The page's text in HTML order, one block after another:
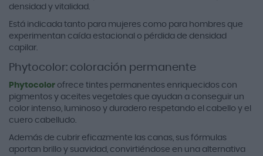
densidad y vitalidad.
Está indicada tanto para mujeres como para hombres que
experimentan caída estacional o pérdida de densidad
capilar.
Phytocolor: coloración permanente
Phytocolor ofrece tintes permanentes enriquecidos con
pigmentos y aceites vegetales que ayudan a conseguir un
color intenso, luminoso y duradero respetando el cabello y el
cuero cabelludo.
Además de cubrir eficazmente las canas, sus fórmulas
aportan brillo y suavidad, convirtiéndose en una alternativa